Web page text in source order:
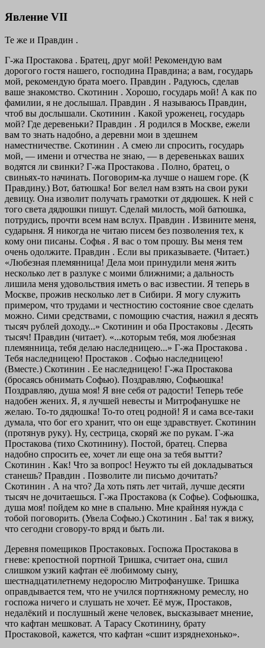
Явление VII
Те же и Правдин .
Г-жа Простакова . Братец, друг мой! Рекомендую вам
дорогого гостя нашего, господина Правдина; а вам, государь
мой, рекомендую брата моего. Правдин . Радуюсь, сделав
ваше знакомство. Скотинин . Хорошо, государь мой! А как по
фамилии, я не дослышал. Правдин . Я называюсь Правдин,
чтоб вы дослышали. Скотинин . Какой уроженец, государь
мой? Где деревеньки? Правдин . Я родился в Москве, ежели
вам то знать надобно, а деревни мои в здешнем
наместничестве. Скотинин . А смею ли спросить, государь
мой, — имени и отчества не знаю, — в деревеньках ваших
водятся ли свинки? Г-жа Простакова . Полно, братец, о
свиньях-то начинать. Поговорим-ка лучше о нашем горе. (К
Правдину.) Вот, батюшка! Бог велел нам взять на свои руки
девицу. Она изволит получать грамотки от дядюшек. К ней с
того света дядюшки пишут. Сделай милость, мой батюшка,
потрудись, прочти всем нам вслух. Правдин . Извините меня,
сударыня. Я никогда не читаю писем без позволения тех, к
кому они писаны. Софья . Я вас о том прошу. Вы меня тем
очень одолжите. Правдин . Если вы приказываете. (Читает.)
«Любезная племянница! Дела мои принудили меня жить
несколько лет в разлуке с моими ближними; а дальность
лишила меня удовольствия иметь о вас известии. Я теперь в
Москве, прожив несколько лет в Сибири. Я могу служить
примером, что трудами и честностию состояние свое сделать
можно. Сими средствами, с помощию счастия, нажил я десять
тысяч рублей доходу...» Скотинин и оба Простаковы . Десять
тысяч! Правдин (читает). «...которым тебя, моя любезная
племянница, тебя делаю наследницею...» Г-жа Простакова .
Тебя наследницею! Простаков . Софью наследницею!
(Вместе.) Скотинин . Ее наследницею! Г-жа Простакова
(бросаясь обнимать Софью). Поздравляю, Софьюшка!
Поздравляю, душа моя! Я вне себя от радости! Теперь тебе
надобен жених. Я, я лучшей невесты и Митрофанушке не
желаю. То-то дядюшка! То-то отец родной! Я и сама все-таки
думала, что бог его хранит, что он еще здравствует. Скотинин
(протянув руку). Ну, сестрица, скоряй же по рукам. Г-жа
Простакова (тихо Скотинину). Постой, братец. Сперва
надобно спросить ее, хочет ли еще она за тебя вытти?
Скотинин . Как! Что за вопрос! Неужто ты ей докладываться
станешь? Правдин . Позволите ли письмо дочитать?
Скотинин . А на что? Да хоть пять лет читай, лучше десяти
тысяч не дочитаешься. Г-жа Простакова (к Софье). Софьюшка,
душа моя! пойдем ко мне в спальню. Мне крайняя нужда с
тобой поговорить. (Увела Софью.) Скотинин . Ба! так я вижу,
что сегодни сговору-то вряд и быть ли.
Деревня помещиков Простаковых. Госпожа Простакова в
гневе: крепостной портной Тришка, считает она, сшил
слишком узкий кафтан её любимому сыну,
шестнадцатилетнему недорослю Митрофанушке. Тришка
оправдывается тем, что не учился портняжному ремеслу, но
госпожа ничего и слушать не хочет. Её муж, Простаков,
недалёкий и послушный жене человек, высказывает мнение,
что кафтан мешковат. А Тарасу Скотинину, брату
Простаковой, кажется, что кафтан «сшит изряднехонько».